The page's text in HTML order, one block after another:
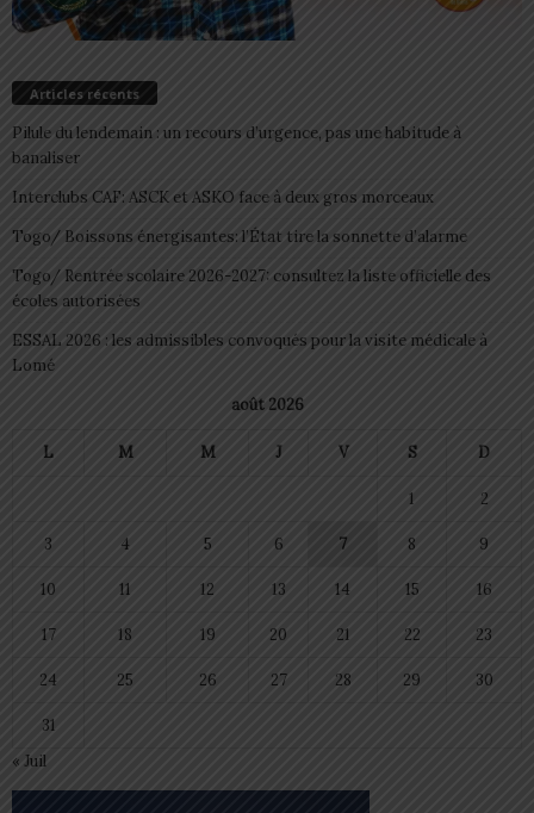
Articles récents
Pilule du lendemain : un recours d’urgence, pas une habitude à
banaliser
Interclubs CAF: ASCK et ASKO face à deux gros morceaux
Togo/ Boissons énergisantes: l’État tire la sonnette d’alarme
Togo/ Rentrée scolaire 2026-2027: consultez la liste officielle des
écoles autorisées
ESSAL 2026 : les admissibles convoqués pour la visite médicale à
Lomé
août 2026
L M M J V S D
1 2
3 4 5 6 7 8 9
10 11 12 13 14 15 16
17 18 19 20 21 22 23
24 25 26 27 28 29 30
31
« Juil